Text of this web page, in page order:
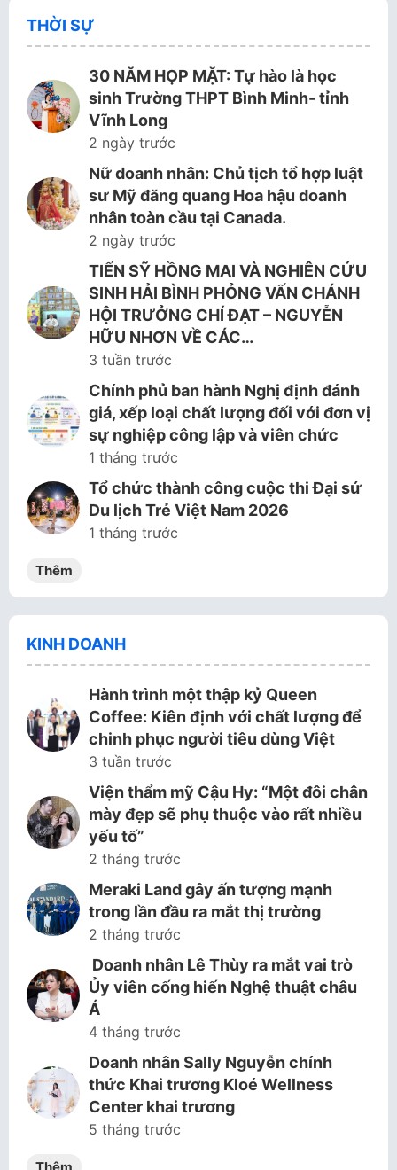
THỜI SỰ
30 NĂM HỌP MẶT: Tự hào là học
sinh Trường THPT Bình Minh- tỉnh
Vĩnh Long
2 ngày trước
Nữ doanh nhân: Chủ tịch tổ hợp luật
sư Mỹ đăng quang Hoa hậu doanh
nhân toàn cầu tại Canada.
2 ngày trước
TIẾN SỸ HỒNG MAI VÀ NGHIÊN CỨU
SINH HẢI BÌNH PHỎNG VẤN CHÁNH
HỘI TRƯỞNG CHÍ ĐẠT – NGUYỄN
HỮU NHƠN VỀ CÁC…
3 tuần trước
Chính phủ ban hành Nghị định đánh
giá, xếp loại chất lượng đối với đơn vị
sự nghiệp công lập và viên chức
1 tháng trước
Tổ chức thành công cuộc thi Đại sứ
Du lịch Trẻ Việt Nam 2026
1 tháng trước
Thêm
KINH DOANH
Hành trình một thập kỷ Queen
Coffee: Kiên định với chất lượng để
chinh phục người tiêu dùng Việt
3 tuần trước
Viện thẩm mỹ Cậu Hy: “Một đôi chân
mày đẹp sẽ phụ thuộc vào rất nhiều
yếu tố”
2 tháng trước
Meraki Land gây ấn tượng mạnh
trong lần đầu ra mắt thị trường
2 tháng trước
Doanh nhân Lê Thùy ra mắt vai trò
Ủy viên cống hiến Nghệ thuật châu
Á
4 tháng trước
Doanh nhân Sally Nguyễn chính
thức Khai trương Kloé Wellness
Center khai trương
5 tháng trước